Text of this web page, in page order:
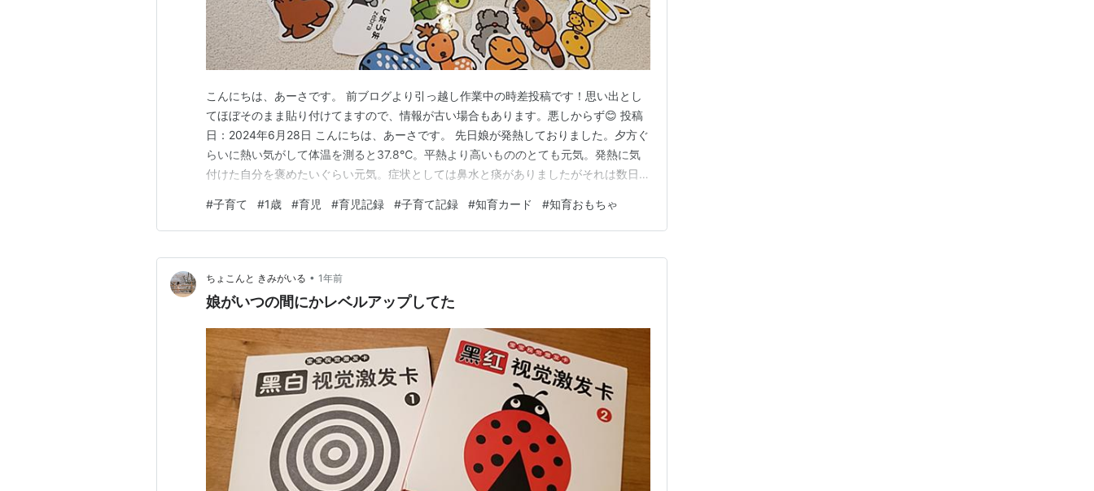
こんにちは、あーさです。 前ブログより引っ越し作業中の時差投稿です！思い出とし
てほぼそのまま貼り付けてますので、情報が古い場合もあります。悪しからず😊 投稿
日：2024年6月28日 こんにちは、あーさです。 先日娘が発熱しておりました。夕方ぐ
らいに熱い気がして体温を測ると37.8℃。平熱より高いもののとても元気。発熱に気
付けた自分を褒めたいぐらい元気。症状としては鼻水と痰がありましたがそれは数日前
嫌やし。絶対いつものパターンで「うーん、風邪やね。様子見やね。」って言われて鼻
水と痰切のお薬貰って 熱上がったら座薬使っ…
#子育て #1歳 #育児 #育児記録 #子育て記録 #知育カード #知育おもちゃ
ちょこんと きみがいる • 1年前
娘がいつの間にかレベルアップしてた